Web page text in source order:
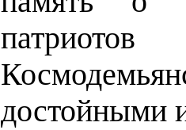
достойными